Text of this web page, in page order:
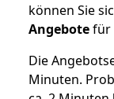
können Sie
Angebotefür
Die
Minuten.